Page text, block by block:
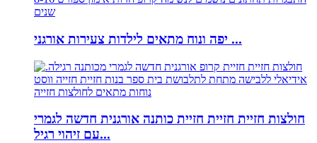
יפה ונוח מתאים לילדות צעירות אורגני ...
חולצות חזיית חזיית חזיית כותנה אורגנית חדשה לגמרי
עם זיהוי רגיל...